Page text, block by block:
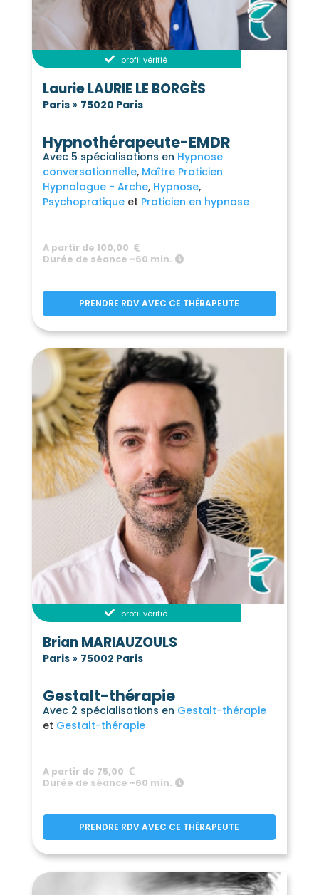
profil vérifié
Laurie LAURIE LE BORGÈS
Paris» 75020 Paris
Hypnothérapeute-EMDR
Avec 5 spécialisations en Hypnose
conversationnelle Maître Praticien
Hypnologue - Arche Hypnose
Psychopratique
Praticien en hypnose
A partir de 100,00
Durée de séance ~60 min.
PRENDRE RDV AVEC CE THÉRAPEUTE
profil vérifié
Brian MARIAUZOULS
Paris» 75002 Paris
Gestalt-thérapie
Avec 2 spécialisations en Gestalt-thérapie
Gestalt-thérapie
A partir de 75,00
Durée de séance ~60 min.
PRENDRE RDV AVEC CE THÉRAPEUTE